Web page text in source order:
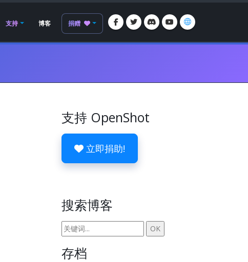
支持 博客 捐赠
支持 OpenShot
立即捐助!
搜索博客
存档